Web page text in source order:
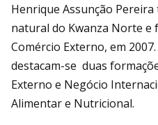
Henrique Assunção Pereira
natural do Kwanza Norte e
Comércio Externo, em
destacam-se duas
Externo e Negócio
Alimentar e Nutricional.